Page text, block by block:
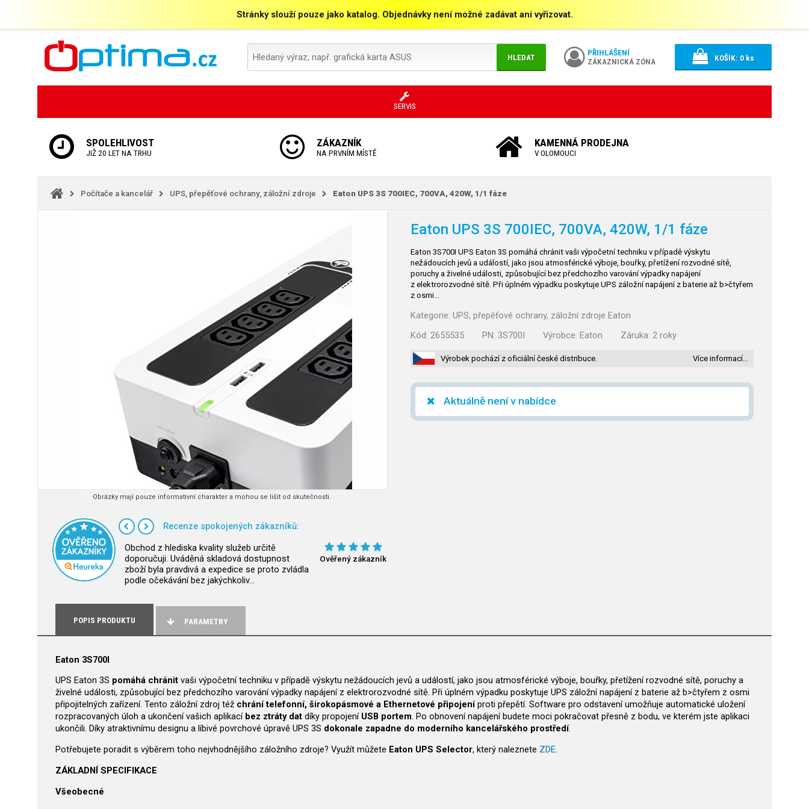
Stránky slouží pouze jako katalog. Objednávky není možné zadávat ani vyřizovat.
HLEDAT
PŘIHLÁŠENÍ
ZÁKAZNICKÁ ZÓNA
KOŠÍK: 0ks
SERVIS
SPOLEHLIVOST
JIŽ 20 LET NA TRHU
ZÁKAZNÍK
NA PRVNÍM MÍSTĚ
KAMENNÁ PRODEJNA
V OLOMOUCI
Počítače a kancelář UPS, přepěťové ochrany, záložní zdroje Eaton UPS 3S 700IEC, 700VA, 420W, 1/1 fáze
Obrázky mají pouze informativní charakter a mohou se lišit od skutečnosti.
Recenze spokojených zákazníků:
Obchod z hlediska kvality služeb určitě
doporučuji. Uváděná skladová dostupnost
zboží byla pravdivá a expedice se proto zvládla
podle očekávání bez jakýchkoliv…
Ověřený zákazník
Eaton UPS 3S 700IEC, 700VA, 420W, 1/1 fáze
Eaton 3S700I UPS Eaton 3S pomáhá chránit vaši výpočetní techniku v případě výskytu
nežádoucích jevů a událostí, jako jsou atmosférické výboje, bouřky, přetížení rozvodné sítě,
poruchy a živelné události, způsobující bez předchozího varování výpadky napájení
z elektrorozvodné sítě. Při úplném výpadku poskytuje UPS záložní napájení z baterie až b>čtyřem
z osmi…
Kategorie: UPS, přepěťové ochrany, záložní zdroje Eaton
Kód: 2655535 PN: 3S700I Výrobce: Eaton Záruka: 2 roky
Výrobek pochází z oficiální české distribuce. Více informací…
Aktuálně není v nabídce
POPIS PRODUKTU PARAMETRY
Eaton 3S700I
UPS Eaton 3S pomáhá chránit vaši výpočetní techniku v případě výskytu nežádoucích jevů a událostí, jako jsou atmosférické výboje, bouřky, přetížení rozvodné sítě, poruchy a
živelné události, způsobující bez předchozího varování výpadky napájení z elektrorozvodné sítě. Při úplném výpadku poskytuje UPS záložní napájení z baterie až b>čtyřem z osmi
připojitelných zařízení. Tento záložní zdroj též chrání telefonní, širokopásmové a Ethernetové připojeníproti přepětí. Software pro odstavení umožňuje automatické uložení
rozpracovaných úloh a ukončení vašich aplikací bez ztráty dat díky propojení USB portem. Po obnovení napájení budete moci pokračovat přesně z bodu, ve kterém jste aplikaci
ukončili. Díky atraktivnímu designu a líbivé povrchové úpravě UPS 3S dokonale zapadne do moderního kancelářského prostředí.
Potřebujete poradit s výběrem toho nejvhodnějšího záložního zdroje? Využít můžete Eaton UPS Selector, který naleznete ZDE.
ZÁKLADNÍ SPECIFIKACE
Všeobecné